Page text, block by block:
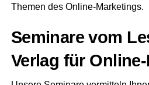
The­men des Online-Marketings.
Semi­na­re vom
Ver­lag für